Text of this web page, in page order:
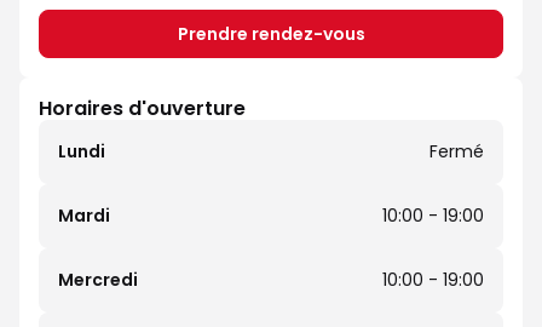
Prendre rendez-vous
Horaires d'ouverture
Lundi Fermé
Mardi 10:00 - 19:00
Mercredi 10:00 - 19:00